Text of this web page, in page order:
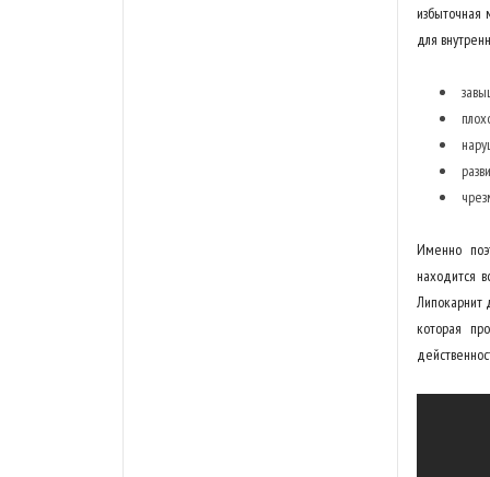
избыточная
для
Именно
находится
Липокарнит
которая